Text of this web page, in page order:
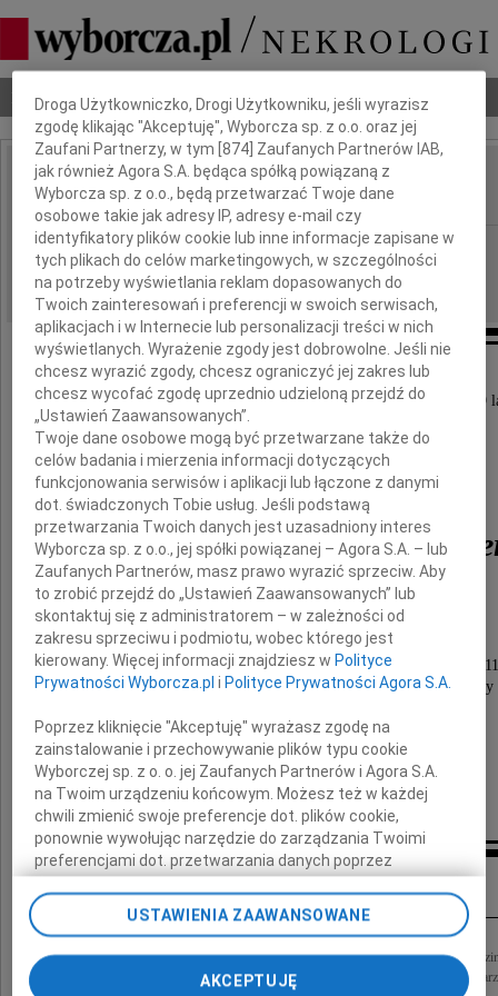
Nekrologi Odeszli Poradnik pogrzebowy
IMIĘ I NAZWISKO: Ryszard Tomasz Perner
REGION: Łódź
DATA EMISJI: 14.08.2010
Z żalem zawiadamiamy,
że dnia 12 sierpnia 2010 roku zmarł w wieku 59
Ryszard Tomasz
doktor nauk medycznych
Uroczystości pogrzebowe odbędą się
dnia 19 sierpnia 2010 roku (czwartek) o godzinie
na cmentarzu rzymskokatolickim pw. św. Anny
Pogrążeni w smutku
żona i syn z rodziną
Kondolencje
Wyrazy najgłębszego współczucia Barbarze Perner oraz Synowi Michałowi z
Ojca dr. n. med. Ryszarda Tomasza Pernera składają Mariola Świderska, Prezes
Dbamy o Twoją prywatność
Droga Użytkowniczko, Drogi Użytkowniku, jeśli wyrazisz
zgodę klikając "Akceptuję", Wyborcza sp. z o.o. oraz jej
Zaufani Partnerzy, w tym [874 ] Zaufanych Partnerów IAB,
jak również Agora S.A. będąca spółką powiązaną z
Wyborcza sp. z o.o., będą przetwarzać Twoje dane
osobowe takie jak adresy IP, adresy e-mail czy
identyfikatory plików cookie lub inne informacje zapisane w
tych plikach do celów marketingowych, w szczególności
na potrzeby wyświetlania reklam dopasowanych do
Twoich zainteresowań i preferencji w swoich serwisach,
aplikacjach i w Internecie lub personalizacji treści w nich
wyświetlanych. Wyrażenie zgody jest dobrowolne. Jeśli nie
chcesz wyrazić zgody, chcesz ograniczyć jej zakres lub
chcesz wycofać zgodę uprzednio udzieloną przejdź do
„Ustawień Zaawansowanych”.
Twoje dane osobowe mogą być przetwarzane także do
celów badania i mierzenia informacji dotyczących
funkcjonowania serwisów i aplikacji lub łączone z danymi
dot. świadczonych Tobie usług. Jeśli podstawą
przetwarzania Twoich danych jest uzasadniony interes
Wyborcza sp. z o.o., jej spółki powiązanej – Agora S.A. – lub
Zaufanych Partnerów, masz prawo wyrazić sprzeciw. Aby
to zrobić przejdź do „Ustawień Zaawansowanych” lub
skontaktuj się z administratorem – w zależności od
zakresu sprzeciwu i podmiotu, wobec którego jest
kierowany. Więcej informacji znajdziesz w Polityce
Prywatności Wyborcza.pl i Polityce Prywatności Agora S.A.
Poprzez kliknięcie "Akceptuję" wyrażasz zgodę na
zainstalowanie i przechowywanie plików typu cookie
Wyborczej sp. z o. o. jej Zaufanych Partnerów i Agora S.A.
na Twoim urządzeniu końcowym. Możesz też w każdej
chwili zmienić swoje preferencje dot. plików cookie,
ponownie wywołując narzędzie do zarządzania Twoimi
preferencjami dot. przetwarzania danych poprzez
przechodząc do sekcji „Ustawienia zaawansowane”.
Zmiana ustawień plików cookie możliwa jest także za
USTAWIENIA ZAAWANSOWANE
AKCEPTUJĘ